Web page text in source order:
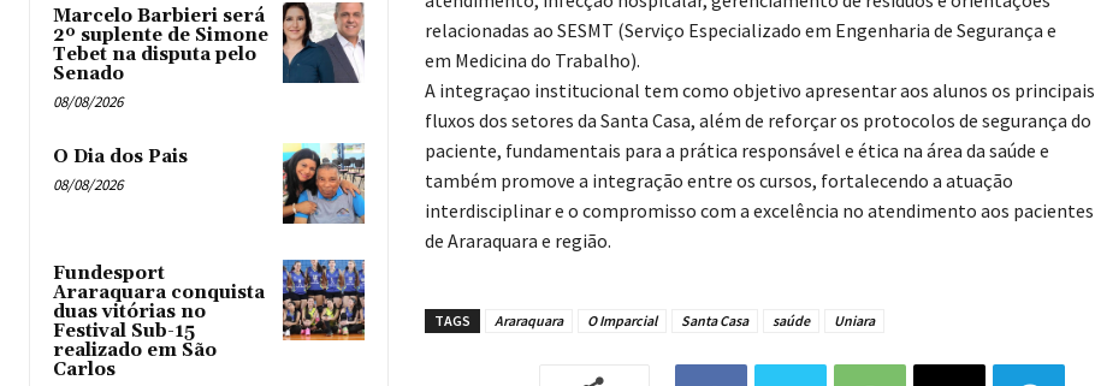
Marcelo Barbieri será
2º suplente de Simone
Tebet na disputa pelo
Senado
08/08/2026
O Dia dos Pais
08/08/2026
Fundesport
Araraquara conquista
duas vitórias no
Festival Sub-15
realizado em São
Carlos
relacionadas ao SESMT (Serviço Especializado em Engenharia de Segurança e
em Medicina do Trabalho).
A integraçao institucional tem como objetivo apresentar aos alunos os principais
fluxos dos setores da Santa Casa, além de reforçar os protocolos de segurança do
paciente, fundamentais para a prática responsável e ética na área da saúde e
também promove a integração entre os cursos, fortalecendo a atuação
interdisciplinar e o compromisso com a excelência no atendimento aos pacientes
de Araraquara e região.
TAGS Araraquara O Imparcial Santa Casa saúde Uniara